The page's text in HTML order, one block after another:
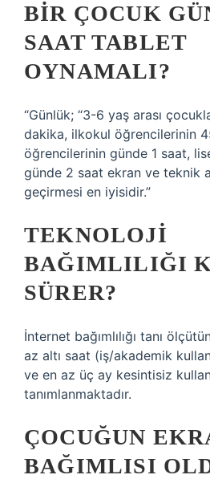
BIR ÇOCUK
SAAT TABLET
OYNAMALI?
“Günlük; “3-6 yaş arası
dakika, ilkokul öğrencilerinin
öğrencilerinin günde 1 saat,
günde 2 saat ekran ve teknik
geçirmesi en iyisidir.”
TEKNOLOJI
BAĞIMLILIĞI
SÜRER?
İnternet bağımlılığı tanı
az altı saat (iş/akademik
ve en az üç ay kesintisiz
tanımlanmaktadır.
ÇOCUĞUN
BAĞIMLISI